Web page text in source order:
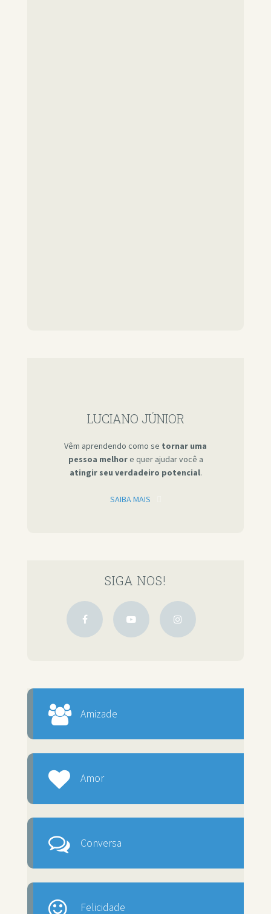
LUCIANO JÚNIOR
Vêm aprendendo como se tornar uma
pessoa melhore quer ajudar você a
atingir seu verdadeiro potencial.
SAIBA MAIS
SIGA NOS!
Amizade
Amor
Conversa
Felicidade